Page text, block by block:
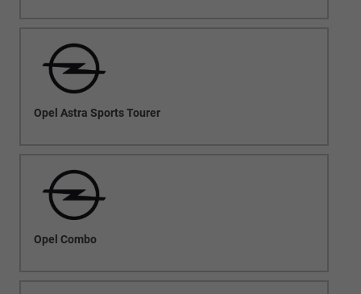
Opel Astra Sports Tourer
Opel Combo